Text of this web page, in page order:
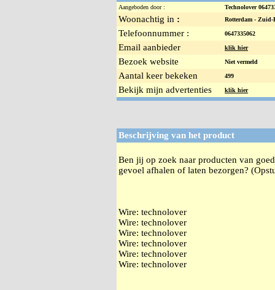
Aangeboden door : Technolover
Woonachtig in : Rotterdam - Zuid-
Telefoonnummer : 0647335062
Email aanbieder klik hier
Bezoek website Niet vermeld
Aantal keer bekeken 499
Bekijk mijn advertenties klik hier
Beschrijving van het product
Ben jij op zoek naar producten van
gevoel afhalen of laten bezorgen?
Wire: technolover
Wire: technolover
Wire: technolover
Wire: technolover
Wire: technolover
Wire: technolover